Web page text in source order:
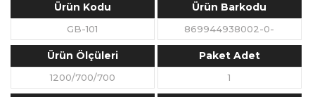
Ürün Kodu
GB-101
Ürün Barkodu
869944938002-0-
Ürün Ölçüleri
1200/700/700
Paket Adet
1